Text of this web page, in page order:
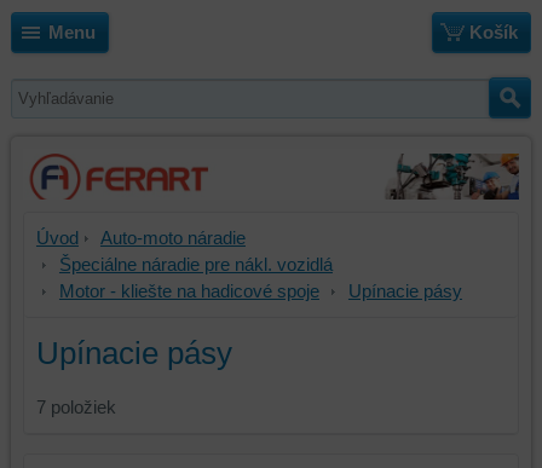
Menu Košík
Úvod
Auto-moto náradie
Špeciálne náradie pre nákl. vozidlá
Motor - kliešte na hadicové spoje
Upínacie pásy
Upínacie pásy
7 položiek